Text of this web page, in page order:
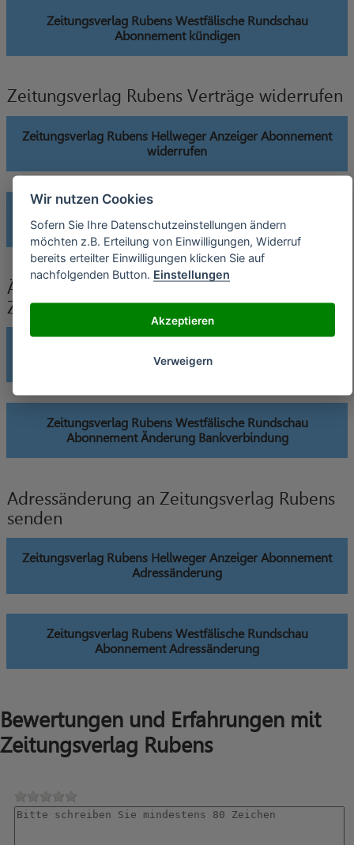
Zeitungsverlag Rubens Westfälische Rundschau
Abonnement kündigen
Zeitungsverlag Rubens Verträge widerrufen
Zeitungsverlag Rubens Hellweger Anzeiger Abonnement
widerrufen
Abonnement widerrufen
Änderung der Bankverbindung an
Zeitungsverlag Rubens senden
Änderung Bankverbindung
Zeitungsverlag Rubens Westfälische Rundschau
Abonnement Änderung Bankverbindung
Adressänderung an Zeitungsverlag Rubens
senden
Zeitungsverlag Rubens Hellweger Anzeiger Abonnement
Adressänderung
Zeitungsverlag Rubens Westfälische Rundschau
Abonnement Adressänderung
Bewertungen und Erfahrungen mit
Zeitungsverlag Rubens
Wir nutzen Cookies
Sofern Sie Ihre Datenschutzeinstellungen ändern
möchten z.B. Erteilung von Einwilligungen, Widerruf
bereits erteilter Einwilligungen klicken Sie auf
nachfolgenden Button. Einstellungen
Akzeptieren
Verweigern